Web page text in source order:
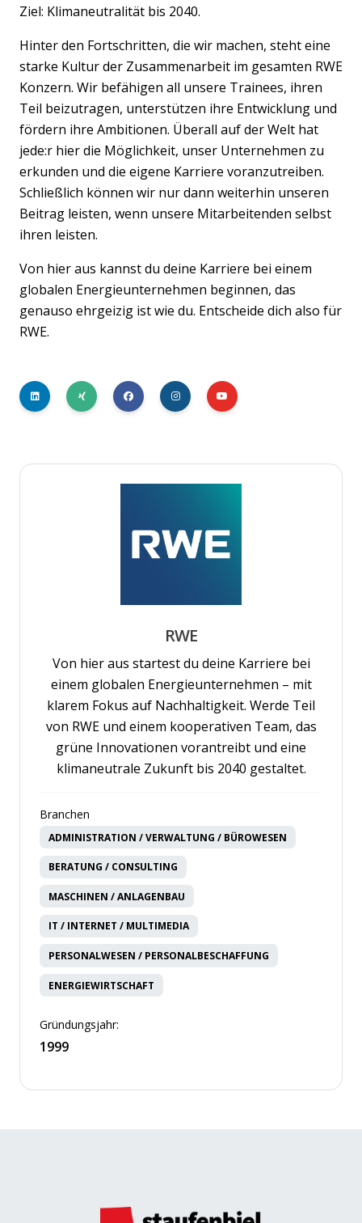
Ziel: Klimaneutralität bis 2040.
Hinter den Fortschritten, die wir machen, steht eine
starke Kultur der Zusammenarbeit im gesamten RWE
Konzern. Wir befähigen all unsere Trainees, ihren
Teil beizutragen, unterstützen ihre Entwicklung und
fördern ihre Ambitionen. Überall auf der Welt hat
jede:r hier die Möglichkeit, unser Unternehmen zu
erkunden und die eigene Karriere voranzutreiben.
Schließlich können wir nur dann weiterhin unseren
Beitrag leisten, wenn unsere Mitarbeitenden selbst
ihren leisten.
Von hier aus kannst du deine Karriere bei einem
globalen Energieunternehmen beginnen, das
genauso ehrgeizig ist wie du. Entscheide dich also für
RWE.
RWE
Von hier aus startest du deine Karriere bei
einem globalen Energieunternehmen – mit
klarem Fokus auf Nachhaltigkeit. Werde Teil
von RWE und einem kooperativen Team, das
grüne Innovationen vorantreibt und eine
klimaneutrale Zukunft bis 2040 gestaltet.
Branchen
ADMINISTRATION / VERWALTUNG / BÜROWESEN
BERATUNG / CONSULTING
MASCHINEN / ANLAGENBAU
IT / INTERNET / MULTIMEDIA
PERSONALWESEN / PERSONALBESCHAFFUNG
ENERGIEWIRTSCHAFT
Gründungsjahr:
1999